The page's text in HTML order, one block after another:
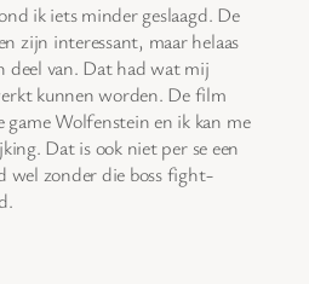
ik iets minder geslaagd. De
zijn interessant, maar helaas
deel van. Dat had wat mij
kunnen worden. De film
Wolfenstein en ik kan me
Dat is ook niet per se een
wel zonder die boss fight-